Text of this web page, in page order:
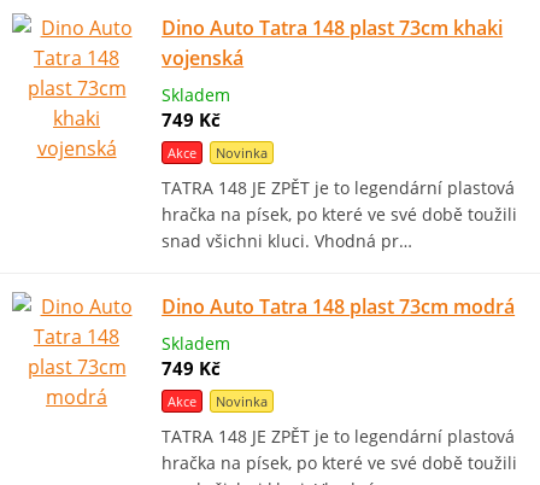
Dino Auto Tatra 148 plast 73cm khaki
vojenská
Skladem
749 Kč
Akce Novinka
TATRA 148 JE ZPĚT je to legendární plastová
hračka na písek, po které ve své době toužili
snad všichni kluci. Vhodná pr…
Dino Auto Tatra 148 plast 73cm modrá
Skladem
749 Kč
Akce Novinka
TATRA 148 JE ZPĚT je to legendární plastová
hračka na písek, po které ve své době toužili